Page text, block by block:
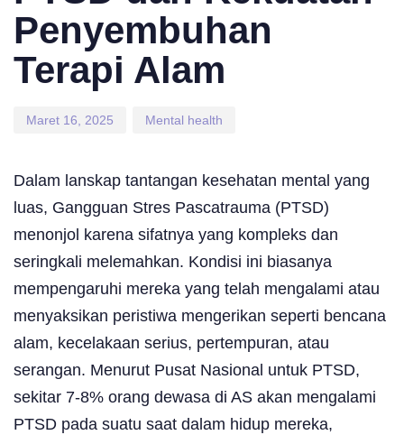
Penyembuhan
Terapi Alam
Maret 16, 2025 Mental health
Dalam lanskap tantangan kesehatan mental yang
luas, Gangguan Stres Pascatrauma (PTSD)
menonjol karena sifatnya yang kompleks dan
seringkali melemahkan. Kondisi ini biasanya
mempengaruhi mereka yang telah mengalami atau
menyaksikan peristiwa mengerikan seperti bencana
alam, kecelakaan serius, pertempuran, atau
serangan. Menurut Pusat Nasional untuk PTSD,
sekitar 7-8% orang dewasa di AS akan mengalami
PTSD pada suatu saat dalam hidup mereka,